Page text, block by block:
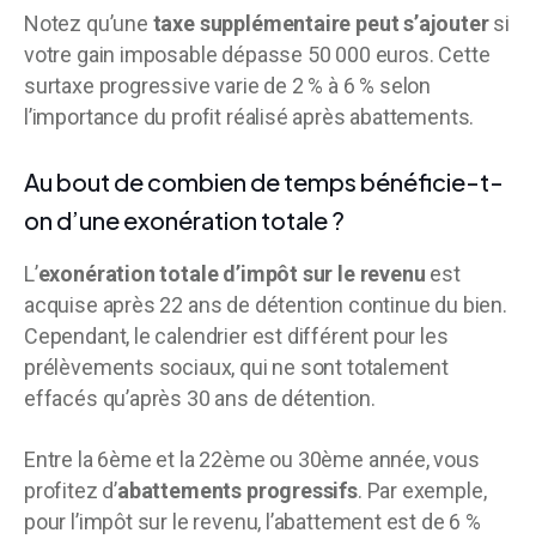
Notez qu’une taxe supplémentaire peut s’ajoutersi
votre gain imposable dépasse 50 000 euros. Cette
surtaxe progressive varie de 2 % à 6 % selon
l’importance du profit réalisé après abattements.
Au bout de combien de temps bénéficie-t-
on d’une exonération totale ?
L’exonération totale d’impôt sur le revenu est
acquise après 22 ans de détention continue du bien.
Cependant, le calendrier est différent pour les
prélèvements sociaux, qui ne sont totalement
effacés qu’après 30 ans de détention.
Entre la 6ème et la 22ème ou 30ème année, vous
profitez d’abattements progressifs. Par exemple,
pour l’impôt sur le revenu, l’abattement est de 6 %